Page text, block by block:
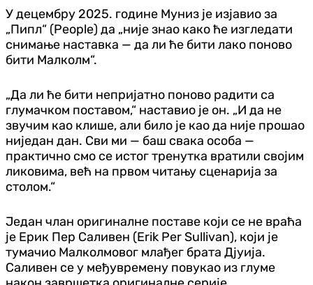
У децембру 2025. године Муниз је изјавио за
„Пипл“ (People) да „није знао како ће изгледати
снимање наставка — да ли ће бити лако поново
бити Малколм“.
„Да ли ће бити непријатно поново радити са
глумачком поставом,“ наставио је он. „И да не
звучим као клише, али било је као да није прошао
ниједан дан. Сви ми — баш свака особа —
практично смо се истог тренутка вратили својим
ликовима, већ на првом читању сценарија за
столом.“
Један члан оригиналне поставе који се не враћа
је Ерик Пер Саливен (Erik Per Sullivan), који је
тумачио Малколмовог млађег брата Дјуија.
Саливен се у међувремену повукао из глуме